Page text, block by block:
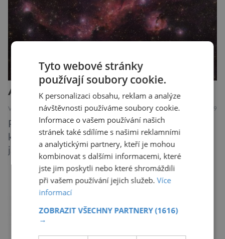
Anatomie kosmického racka
VESMÍR 8.8.2019
Působivá kolekce slabých, ale barevných
kosmických objektů na tomto snímku je známá
jako mlhovina Racek, protože svým vzhledem
připomíná ptáka v letu. Útvar tvoří oblaky
prachu, vodíku, hélia a malého množství těžších
chemických prvků. Celá oblast je místem zrodu
záběru pořízeného pomocí přehlídkového
Tyto webové stránky
používají soubory cookie.
K personalizaci obsahu, reklam a analýze
návštěvnosti používáme soubory cookie.
Informace o vašem používání našich
stránek také sdílíme s našimi reklamními
a analytickými partnery, kteří je mohou
kombinovat s dalšími informacemi, které
jste jim poskytli nebo které shromáždili
při vašem používání jejich služeb.Více
informací
ZOBRAZIT VŠECHNY PARTNERY(1616)
→